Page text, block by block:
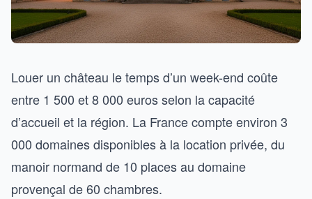
Louer un château le temps d’un week-end coûte
entre 1 500 et 8 000 euros selon la capacité
d’accueil et la région. La France compte environ 3
000 domaines disponibles à la location privée, du
manoir normand de 10 places au domaine
provençal de 60 chambres.